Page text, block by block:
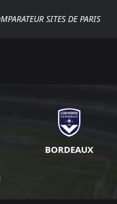
SITES DE PARIS
BORDEAUX